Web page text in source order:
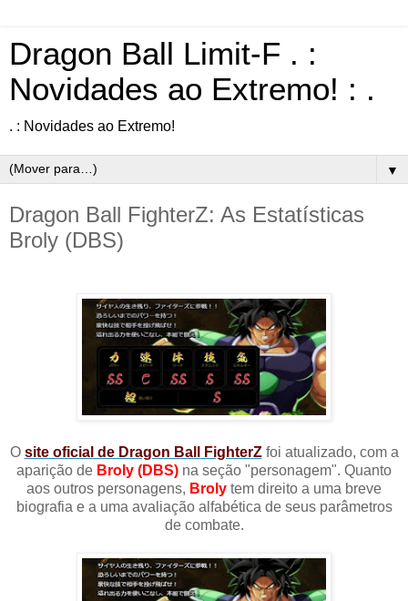
Dragon Ball Limit-F . :
Novidades ao Extremo! : .
. : Novidades ao Extremo!
▼
Dragon Ball FighterZ: As Estatísticas
Broly (DBS)
O site oficial de Dragon Ball FighterZfoi atualizado, com a
aparição de Broly (DBS) na seção "personagem". Quanto
aos outros personagens, Broly tem direito a uma breve
biografia e a uma avaliação alfabética de seus parâmetros
de combate.